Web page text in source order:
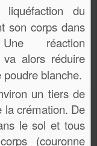
du
son corps dans
réaction
alors réduire
poudre blanche.
un tiers de
la crémation. De
le sol et tous
(couronne